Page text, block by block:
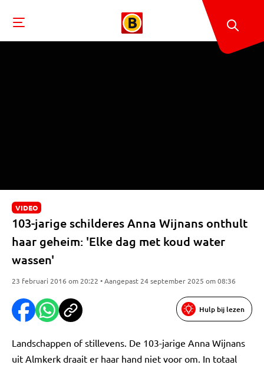
VIDEO
103-jarige schilderes Anna Wijnans onthult
haar geheim: 'Elke dag met koud water
wassen'
23 februari 2016 om 20:22 • Aangepast 24 september 2025 om 08:36
Hulp bij lezen
Landschappen of stillevens. De 103-jarige Anna Wijnans
uit Almkerk draait er haar hand niet voor om. In totaal